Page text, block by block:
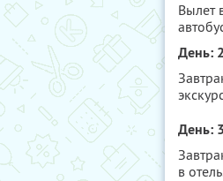
Вылет
День: 2
День: 3
в